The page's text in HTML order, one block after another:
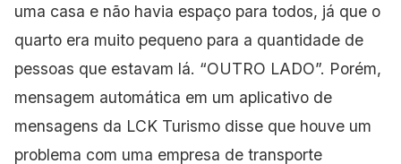
uma casa e não havia espaço para todos, já que o
quarto era muito pequeno para a quantidade de
pessoas que estavam lá. “OUTRO LADO”. Porém,
mensagem automática em um aplicativo de
mensagens da LCK Turismo disse que houve um
problema com uma empresa de transporte